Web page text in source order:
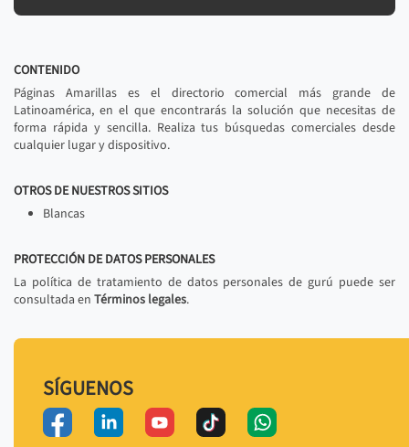
CONTENIDO
Páginas Amarillas es el directorio comercial más grande de
Latinoamérica, en el que encontrarás la solución que necesitas de
forma rápida y sencilla. Realiza tus búsquedas comerciales desde
cualquier lugar y dispositivo.
OTROS DE NUESTROS SITIOS
Blancas
PROTECCIÓN DE DATOS PERSONALES
La política de tratamiento de datos personales de gurú puede ser
consultada en Términos legales.
SÍGUENOS